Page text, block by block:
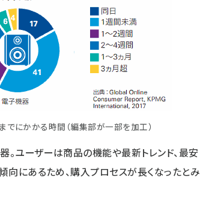
にかかる時間（編集部が一部を加工）
ユーザーは商品の機能や最新トレンド、最安
向にあるため、購入プロセスが長くなったとみ